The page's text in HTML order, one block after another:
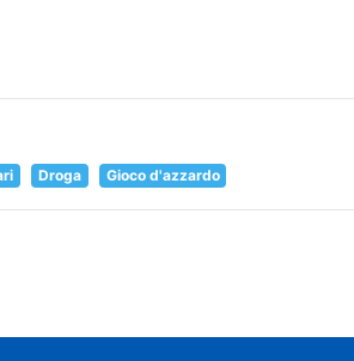
Droga Gioco d'azzardo